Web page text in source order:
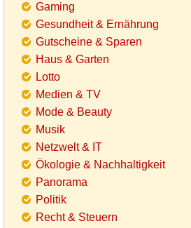
Gaming
Gesundheit & Ernährung
Gutscheine & Sparen
Haus & Garten
Lotto
Medien & TV
Mode & Beauty
Musik
Netzwelt & IT
Ökologie & Nachhaltigkeit
Panorama
Politik
Recht & Steuern